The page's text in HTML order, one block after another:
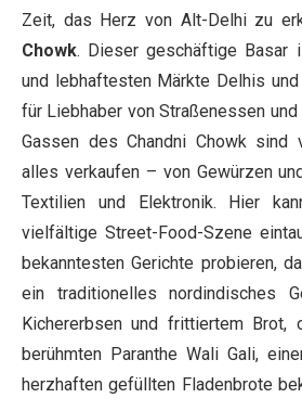
Zeit, das Herz von Alt-Delhi zu
Chowk. Dieser geschäftige Basar
und lebhaftesten Märkte Delhis
für Liebhaber von Straßenessen
Gassen des Chandni Chowk sind
alles verkaufen – von Gewürzen
Textilien und Elektronik. Hier
vielfältige Street-Food-Szene
bekanntesten Gerichte probieren,
ein traditionelles nordindisches
Kichererbsen und frittiertem Brot,
berühmten Paranthe Wali Gali,
herzhaften gefüllten Fladenbrote